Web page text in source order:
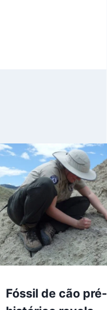
Fóssil de cão pré-